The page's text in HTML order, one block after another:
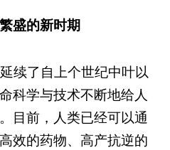
盛的新时期
续了自上个世纪中叶以
科学与技术不断地给人
目前，人类已经可以通
效的药物、高产抗逆的